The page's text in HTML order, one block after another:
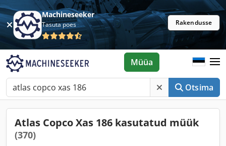
Machineseeker
Tasuta poes Rakendusse
Otsima
Müüa
Atlas Copco Xas 186 kasutatud müük
(370)